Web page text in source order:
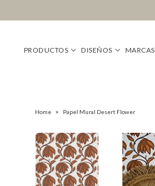
PRODUCTOS DISEÑOS MARCAS
Home > Papel Mural Desert Flower